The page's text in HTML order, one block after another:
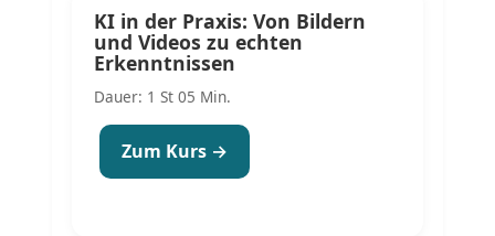
KI in der Praxis: Von Bildern
und Videos zu echten
Erkenntnissen
Dauer: 1 St 05 Min.
Zum Kurs →